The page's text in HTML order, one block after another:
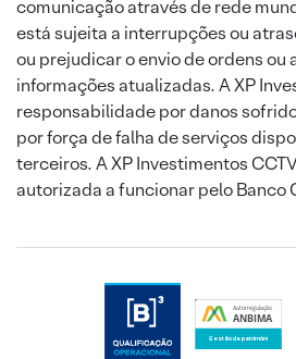
comunicação através de rede
está sujeita a interrupções ou
ou prejudicar o envio de ordens ou
informações atualizadas. A XP
responsabilidade por danos
por força de falha de serviços
terceiros. A XP Investimentos
autorizada a funcionar pelo Banco